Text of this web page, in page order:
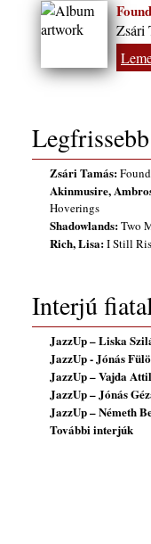
Zsári
Zsári Tamás:
Akinmusire,
Hoverings
Shadowlands:Two
Rich, Lisa:I Still
Interjú
JazzUp – Liska
JazzUp - Jónás
JazzUp – Vajda
JazzUp – Jónás
JazzUp – Németh
További interjúk